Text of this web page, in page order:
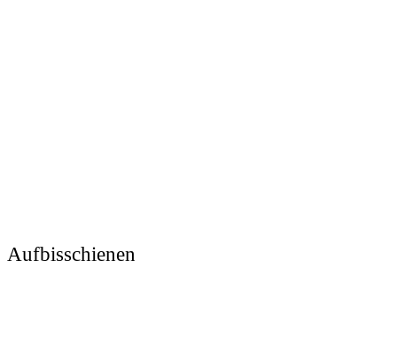
Aufbisschienen